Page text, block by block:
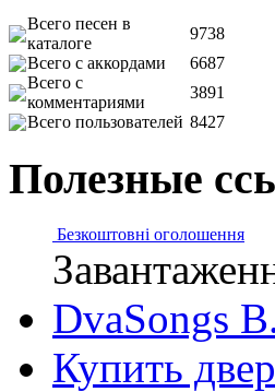
Всего песен в
каталоге
9738
Всего с аккордами
6687
Всего с
комментариями
3891
Всего пользователей 8427
Полезные
Безкоштовні оголошення
DvaSongs
Купить